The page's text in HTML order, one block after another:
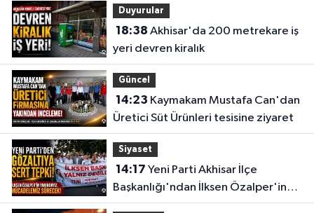
Duyurular
18:38
yeri devren kiralık
Güncel
14:23
Üretici Süt Ürünleri tesisine ziyaret
Siyaset
14:17
Başkanlığı'ndan İlksen Özalper'in
gözaltına alınmasına tepki